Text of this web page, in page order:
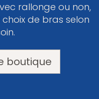
rallonge ou non,
de bras selon
boutique